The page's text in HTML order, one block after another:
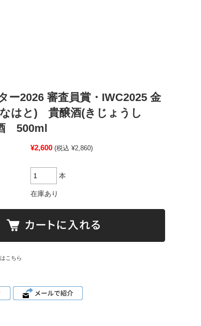
ー2026 審査員賞・IWC2025 金
はと) 貴醸酒(きじょうし
500ml
¥2,600 (税込 ¥2,860)
本
在庫あり
こちら